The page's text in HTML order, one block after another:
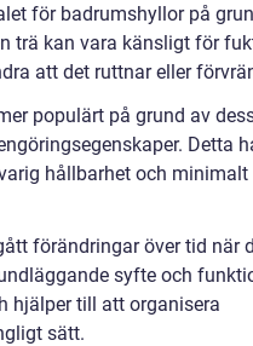
för badrumshyllor på
trä kan vara känsligt för
att det ruttnar eller
populärt på grund av
Detta
hållbarhet och minimalt
förändringar över tid när
syfte och
hjälper till att organisera
sätt.